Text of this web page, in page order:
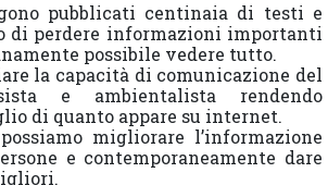
pubblicati centinaia di testi e
di perdere informazioni importanti
possibile vedere tutto.
la capacità di comunicazione del
e ambientalista rendendo
di quanto appare su internet.
migliorare l’informazione
e contemporaneamente dare